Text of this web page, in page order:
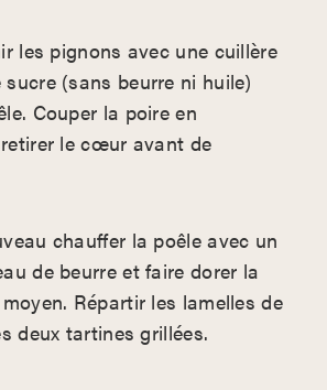
les pignons avec une cuillère
(sans beurre ni huile)
Couper la poire en
le cœur avant de
chauffer la poêle avec un
de beurre et faire dorer la
Répartir les lamelles de
deux tartines grillées.